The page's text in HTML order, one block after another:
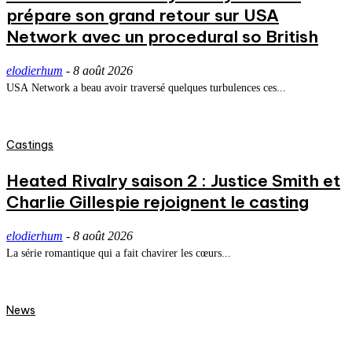
prépare son grand retour sur USA
Network avec un procedural so British
elodierhum - 8 août 2026
USA Network a beau avoir traversé quelques turbulences ces...
Castings
Heated Rivalry saison 2 : Justice Smith et
Charlie Gillespie rejoignent le casting
elodierhum - 8 août 2026
La série romantique qui a fait chavirer les cœurs...
News